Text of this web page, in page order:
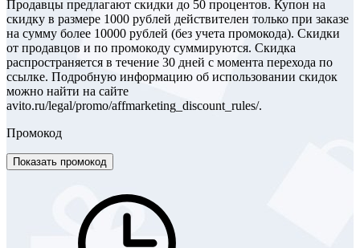
Продавцы предлагают скидки до 50 процентов. Купон на
скидку в размере 1000 рублей действителен только при заказе
на сумму более 10000 рублей (без учета промокода). Скидки
от продавцов и по промокоду суммируются. Скидка
распространяется в течение 30 дней с момента перехода по
ссылке. Подробную информацию об использовании скидок
можно найти на сайте
avito.ru/legal/promo/affmarketing_discount_rules/.
Промокод
Показать промокод